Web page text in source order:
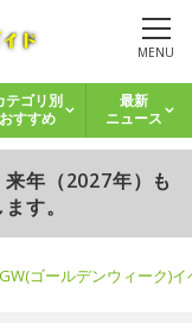
MENU
テゴリ別
おすすめ
最新
ニュース
年（2027年）も
す。
ゴールデンウィーク)